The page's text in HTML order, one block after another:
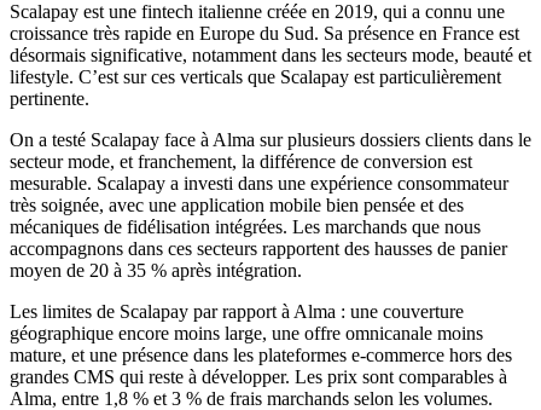
Scalapay est une fintech italienne créée en 2019, qui a connu une
croissance très rapide en Europe du Sud. Sa présence en France est
désormais significative, notamment dans les secteurs mode, beauté et
lifestyle. C’est sur ces verticals que Scalapay est particulièrement
pertinente.
On a testé Scalapay face à Alma sur plusieurs dossiers clients dans le
secteur mode, et franchement, la différence de conversion est
mesurable. Scalapay a investi dans une expérience consommateur
très soignée, avec une application mobile bien pensée et des
mécaniques de fidélisation intégrées. Les marchands que nous
accompagnons dans ces secteurs rapportent des hausses de panier
moyen de 20 à 35 % après intégration.
Les limites de Scalapay par rapport à Alma : une couverture
géographique encore moins large, une offre omnicanale moins
mature, et une présence dans les plateformes e-commerce hors des
grandes CMS qui reste à développer. Les prix sont comparables à
Alma, entre 1,8 % et 3 % de frais marchands selon les volumes.